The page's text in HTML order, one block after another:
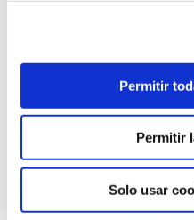
Permitir
Permitir
Solo usar
Lino natural